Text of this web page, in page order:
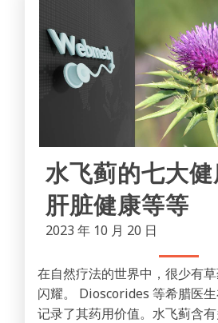
水飞蓟的七大
肝脏健康等等
2023 年 10 月 20 日
在自然疗法的世界中，很少有
闪耀。 Dioscorides 等希腊医
记录了其药用价值。水飞蓟含